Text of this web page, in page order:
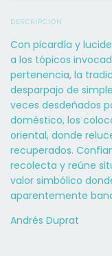
DESCRIPCIÓN
Con picardía y
a los tópicos
pertenencia, la
desparpajo de
veces desdeñados
doméstico, los
oriental, donde
recuperados.
recolecta y reúne
valor simbólico
aparentemente
Andrés Duprat